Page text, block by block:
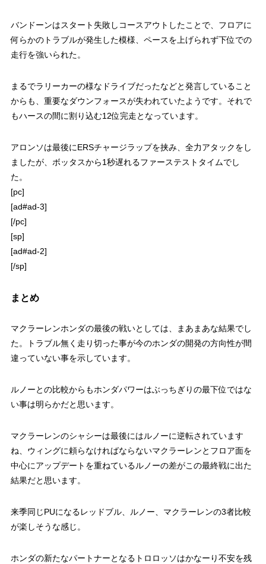
バンドーンはスタート失敗しコースアウトしたことで、フロアに
何らかのトラブルが発生した模様、ペースを上げられず下位での
走行を強いられた。
まるでラリーカーの様なドライブだったなどと発言していること
からも、重要なダウンフォースが失われていたようです。それで
もハースの間に割り込む12位完走となっています。
アロンソは最後にERSチャージラップを挟み、全力アタックをし
ましたが、ボッタスから1秒遅れるファーステストタイムでし
た。
[pc]
[ad#ad-3]
[/pc]
[sp]
[ad#ad-2]
[/sp]
まとめ
マクラーレンホンダの最後の戦いとしては、まあまあな結果でし
た。トラブル無く走り切った事が今のホンダの開発の方向性が間
違っていない事を示しています。
ルノーとの比較からもホンダパワーはぶっちぎりの最下位ではな
い事は明らかだと思います。
マクラーレンのシャシーは最後にはルノーに逆転されています
ね、ウィングに頼らなければならないマクラーレンとフロア面を
中心にアップデートを重ねているルノーの差がこの最終戦に出た
結果だと思います。
来季同じPUになるレッドブル、ルノー、マクラーレンの3者比較
が楽しそうな感じ。
ホンダの新たなパートナーとなるトロロッソはかなーり不安を残